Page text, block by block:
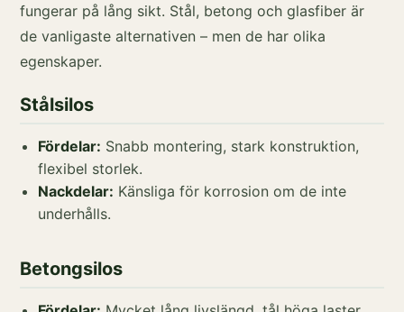
fungerar på lång sikt. Stål, betong och glasfiber är
de vanligaste alternativen – men de har olika
egenskaper.
Stålsilos
Fördelar: Snabb montering, stark konstruktion,
flexibel storlek.
Nackdelar: Känsliga för korrosion om de inte
underhålls.
Betongsilos